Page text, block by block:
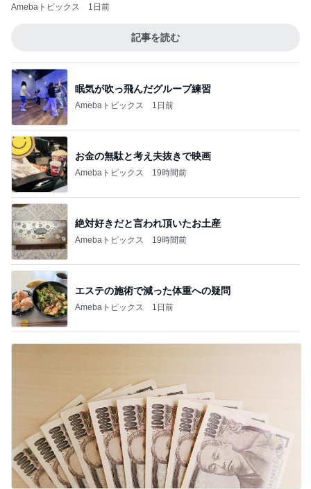
Amebaトピックス 1日前
記事を読む
眠気が吹っ飛んだグループ練習
Amebaトピックス 1日前
お金の無駄と考え夫抜きで映画
Amebaトピックス 19時間前
絶対好きだと言われ頂いたお土産
Amebaトピックス 19時間前
エステの施術で減った体重への疑問
Amebaトピックス 1日前